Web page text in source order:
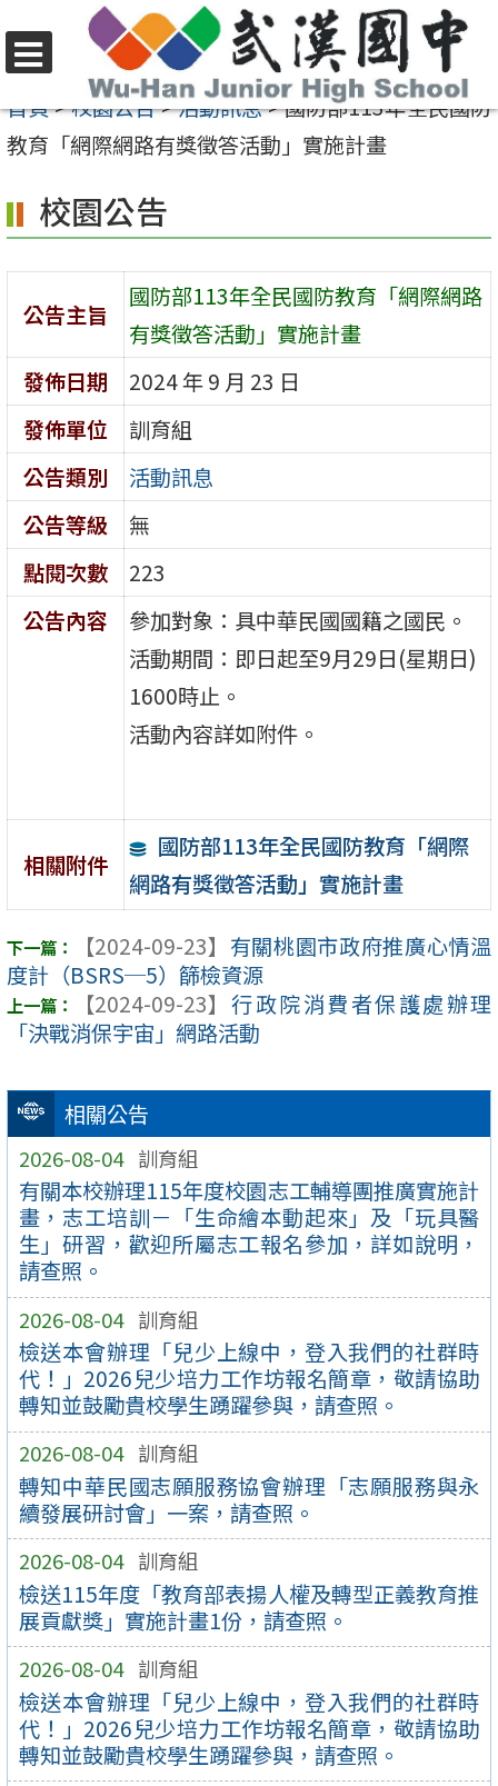
至
要
容
區
選
單
首頁>校園公告>活動訊息>國防部113年全民國防
教育「網際網路有獎徵答活動」實施計畫
相關公告
2026-08-04 訓育組
有關本校辦理115年度校園志工輔導團推廣實施計
畫，志工培訓－「生命繪本動起來」及「玩具醫
生」研習，歡迎所屬志工報名參加，詳如說明，
請查照。
2026-08-04 訓育組
檢送本會辦理「兒少上線中，登入我們的社群時
代！」2026兒少培力工作坊報名簡章，敬請協助
轉知並鼓勵貴校學生踴躍參與，請查照。
2026-08-04 訓育組
轉知中華民國志願服務協會辦理「志願服務與永
續發展研討會」一案，請查照。
2026-08-04 訓育組
檢送115年度「教育部表揚人權及轉型正義教育推
展貢獻獎」實施計畫1份，請查照。
2026-08-04 訓育組
檢送本會辦理「兒少上線中，登入我們的社群時
代！」2026兒少培力工作坊報名簡章，敬請協助
轉知並鼓勵貴校學生踴躍參與，請查照。
校園公告
公告主旨
國防部113年全民國防教育「網際網路
有獎徵答活動」實施計畫
發佈日期
2024 年 9 月 23 日
發佈單位
訓育組
公告類別
活動訊息
公告等級
無
點閱次數
223
公告內容
參加對象：具中華民國國籍之國民。
活動期間：即日起至9月29日(星期日)
1600時止。
活動內容詳如附件。
相關附件
國防部113年全民國防教育「網際
網路有獎徵答活動」實施計畫
【2024-09-23】 有關桃園市政府推廣心情溫
度計（BSRS─5）篩檢資源
【2024-09-23】 行政院消費者保護處辦理
「決戰消保宇宙」網路活動